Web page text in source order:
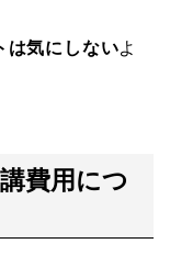
は気にしないよ
費用につ